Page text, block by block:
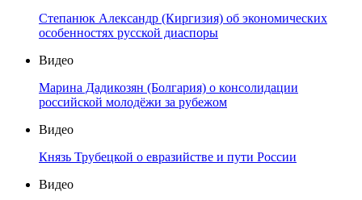
Степанюк Александр (Киргизия) об экономических
особенностях русской диаспоры
Видео
Марина Дадикозян (Болгария) о консолидации
российской молодёжи за рубежом
Видео
Князь Трубецкой о евразийстве и пути России
Видео